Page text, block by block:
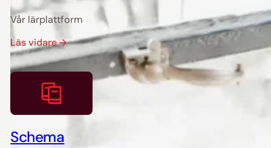
Vår lärplattform
Läs vidare
Schema